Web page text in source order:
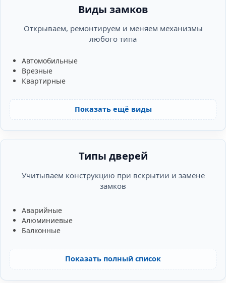
Виды замков
Открываем, ремонтируем и меняем механизмы
любого типа
Автомобильные
Врезные
Квартирные
Показать ещё виды
Типы дверей
Учитываем конструкцию при вскрытии и замене
замков
Аварийные
Алюминиевые
Балконные
Показать полный список